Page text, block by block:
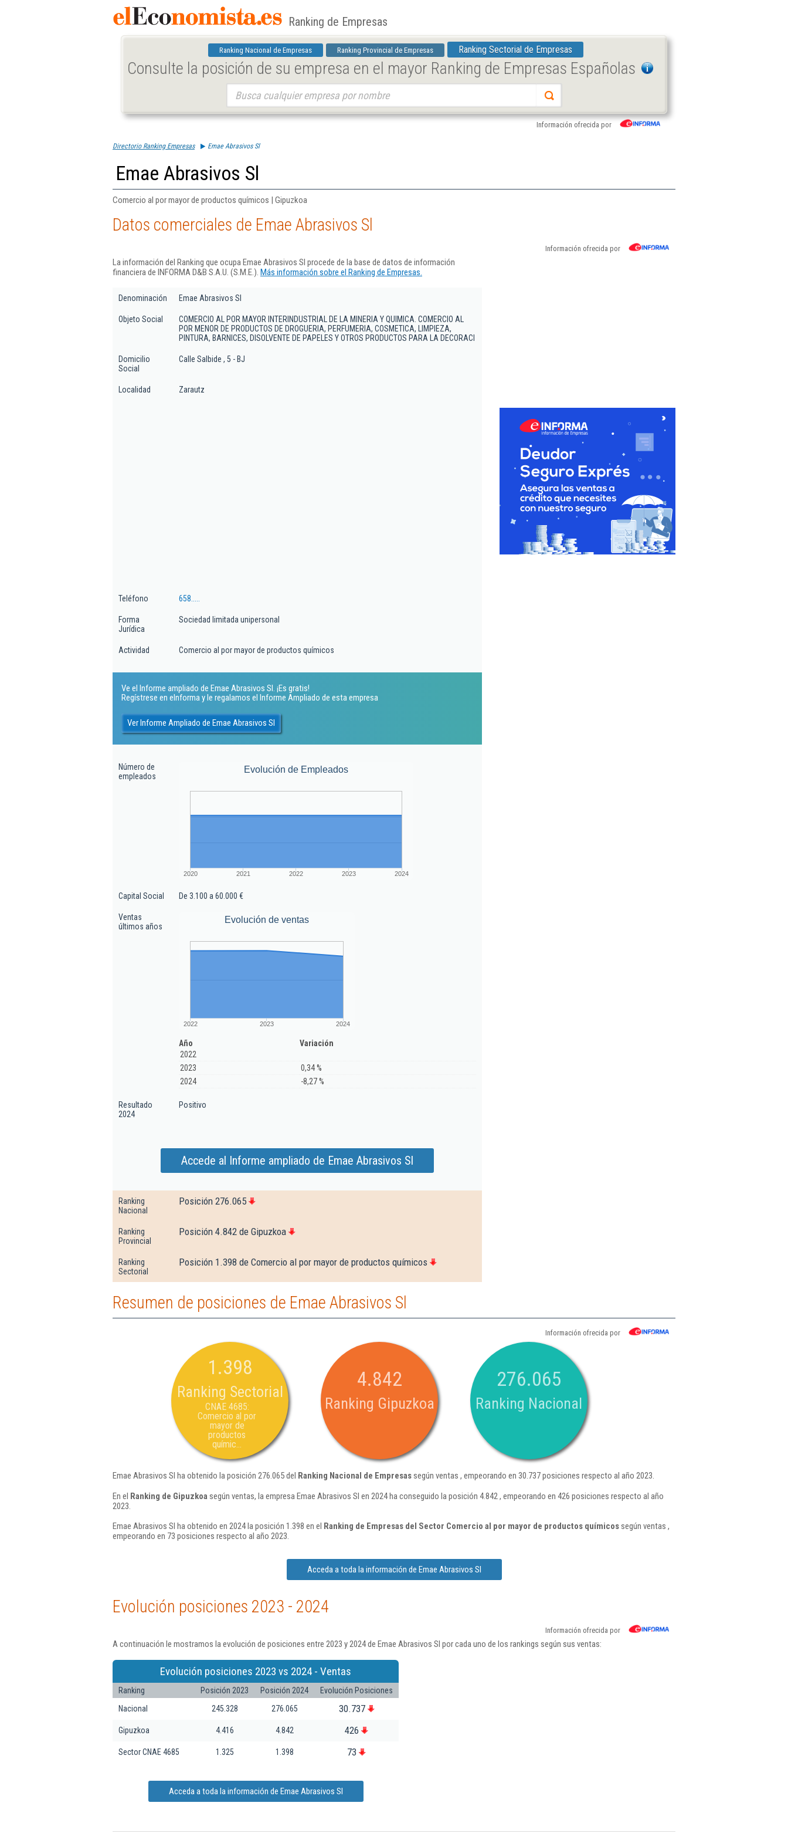
Ranking de Empresas
Ranking Nacional de Empresas Ranking Provincial de Empresas Ranking Sectorial de Empresas
Consulte la posición de su empresa en el mayor Ranking de Empresas Españolas
Información ofrecida por
Directorio Ranking Empresas Emae Abrasivos Sl
Emae Abrasivos Sl
Comercio al por mayor de productos químicos | Gipuzkoa
Datos comerciales de Emae Abrasivos Sl
Información ofrecida por
La información del Ranking que ocupa Emae Abrasivos Sl procede de la base de datos de información
financiera de INFORMA D&B S.A.U. (S.M.E.). Más información sobre el Ranking de Empresas.
Denominación Emae Abrasivos Sl
Objeto Social
COMERCIO AL POR MAYOR INTERINDUSTRIAL DE LA MINERIA Y QUIMICA. COMERCIO AL
POR MENOR DE PRODUCTOS DE DROGUERIA, PERFUMERIA, COSMETICA, LIMPIEZA,
PINTURA, BARNICES, DISOLVENTE DE PAPELES Y OTROS PRODUCTOS PARA LA DECORACI
Domicilio
Social
Calle Salbide , 5 - BJ
Localidad Zarautz
Teléfono 658.....
Forma
Jurídica
Sociedad limitada unipersonal
Actividad Comercio al por mayor de productos químicos
Ve el Informe ampliado de Emae Abrasivos Sl. ¡Es gratis!
Regístrese en eInforma y le regalamos el Informe Ampliado de esta empresa
Ver Informe Ampliado de Emae Abrasivos Sl
Número de
empleados
Evolución de Empleados
2020 2021 2022 2023 2024
Capital Social De 3.100 a 60.000 €
Ventas
últimos años
Evolución de ventas
2022 2023 2024
Año
Variación
2022
2023
0,34 %
2024
-8,27 %
Resultado
2024
Positivo
Accede al Informe ampliado de Emae Abrasivos Sl
Ranking
Nacional
Posición 276.065
Ranking
Provincial
Posición 4.842 de Gipuzkoa
Ranking
Sectorial
Posición 1.398 de Comercio al por mayor de productos químicos
Resumen de posiciones de Emae Abrasivos Sl
Información ofrecida por
1.398
Ranking Sectorial
CNAE 4685:
Comercio al por
mayor de
productos
químic...
4.842
Ranking Gipuzkoa
276.065
Ranking Nacional
Emae Abrasivos Sl ha obtenido la posición 276.065 del Ranking Nacional de Empresassegún ventas , empeorando en 30.737 posiciones respecto al año 2023.
En el Ranking de Gipuzkoa según ventas, la empresa Emae Abrasivos Sl en 2024 ha conseguido la posición 4.842 , empeorando en 426 posiciones respecto al año
2023.
Emae Abrasivos Sl ha obtenido en 2024 la posición 1.398 en el Ranking de Empresas del Sector Comercio al por mayor de productos químicossegún ventas ,
empeorando en 73 posiciones respecto al año 2023.
Acceda a toda la información de Emae Abrasivos Sl
Evolución posiciones 2023 - 2024
Información ofrecida por
A continuación le mostramos la evolución de posiciones entre 2023 y 2024 de Emae Abrasivos Sl por cada uno de los rankings según sus ventas:
Evolución posiciones 2023 vs 2024 - Ventas
Ranking Posición 2023 Posición 2024
Evolución Posiciones
Nacional
245.328 276.065 30.737
Gipuzkoa 4.416 4.842 426
Sector CNAE 4685 1.325 1.398 73
Acceda a toda la información de Emae Abrasivos Sl